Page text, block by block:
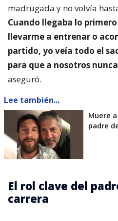
madrugada y no volvía
Cuando llegaba lo
llevarme a entrenar o
partido, yo veía todo el
para que a nosotros
aseguró.
Lee también...
Muere
padre
El rol clave del
carrera